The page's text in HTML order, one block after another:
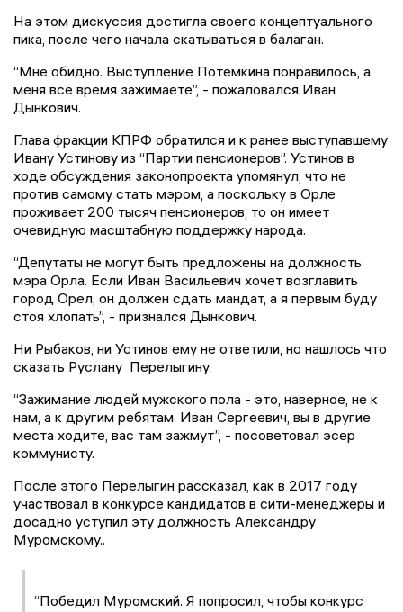
На этом дискуссия достигла своего концептуального
пика, после чего начала скатываться в балаган.
“Мне обидно. Выступление Потемкина понравилось, а
меня все время зажимаете”, - пожаловался Иван
Дынкович.
Глава фракции КПРФ обратился и к ранее выступавшему
Ивану Устинову из “Партии пенсионеров”. Устинов в
ходе обсуждения законопроекта упомянул, что не
против самому стать мэром, а поскольку в Орле
проживает 200 тысяч пенсионеров, то он имеет
очевидную масштабную поддержку народа.
“Депутаты не могут быть предложены на должность
мэра Орла. Если Иван Васильевич хочет возглавить
город Орел, он должен сдать мандат, а я первым буду
стоя хлопать”, - признался Дынкович.
Ни Рыбаков, ни Устинов ему не ответили, но нашлось что
сказать Руслану Перелыгину.
“Зажимание людей мужского пола - это, наверное, не к
нам, а к другим ребятам. Иван Сергеевич, вы в другие
места ходите, вас там зажмут”, - посоветовал эсер
коммунисту.
После этого Перелыгин рассказал, как в 2017 году
участвовал в конкурсе кандидатов в сити-менеджеры и
досадно уступил эту должность Александру
Муромскому..
“Победил Муромский. Я попросил, чтобы конкурс